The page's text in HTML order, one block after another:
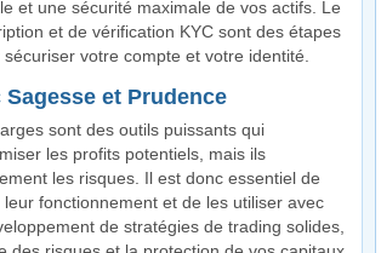
et une sécurité maximale de vos actifs. Le
et de vérification KYC sont des étapes
votre compte et votre identité.
et Prudence
sont des outils puissants qui
les profits potentiels, mais ils
les risques. Il est donc essentiel de
fonctionnement et de les utiliser avec
de stratégies de trading solides,